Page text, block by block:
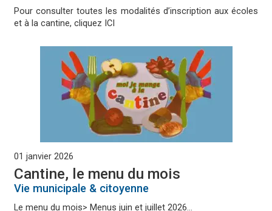
Pour consulter toutes les modalités d’inscription aux écoles
et à la cantine, cliquez ICI
01 janvier 2026
Cantine, le menu du mois
Vie municipale & citoyenne
Le menu du mois> Menus juin et juillet 2026...